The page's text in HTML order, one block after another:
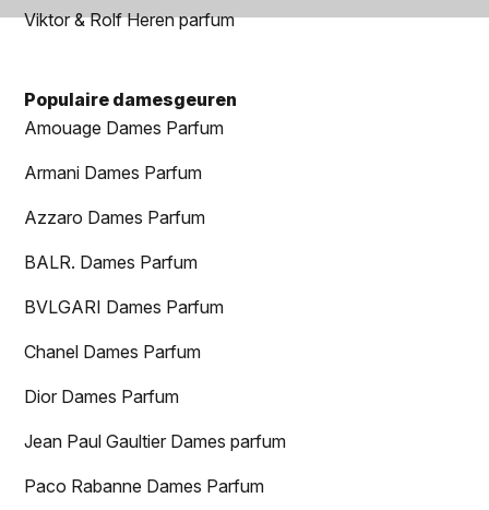
Viktor & Rolf Heren parfum
Populaire damesgeuren
Amouage Dames Parfum
Armani Dames Parfum
Azzaro Dames Parfum
BALR. Dames Parfum
BVLGARI Dames Parfum
Chanel Dames Parfum
Dior Dames Parfum
Jean Paul Gaultier Dames parfum
Paco Rabanne Dames Parfum